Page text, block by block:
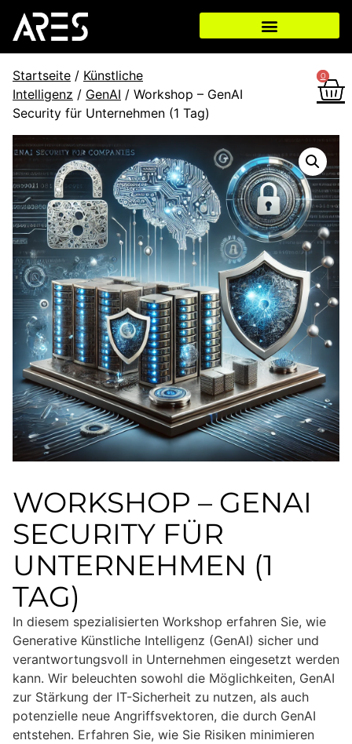
Startseite / Künstliche
Intelligenz / GenAI / Workshop – GenAI
Security für Unternehmen (1 Tag)
0
0
WORKSHOP – GENAI
SECURITY FÜR
UNTERNEHMEN (1
TAG)
In diesem spezialisierten Workshop erfahren Sie, wie
Generative Künstliche Intelligenz (GenAI) sicher und
verantwortungsvoll in Unternehmen eingesetzt werden
kann. Wir beleuchten sowohl die Möglichkeiten, GenAI
zur Stärkung der IT-Sicherheit zu nutzen, als auch
potenzielle neue Angriffsvektoren, die durch GenAI
entstehen. Erfahren Sie, wie Sie Risiken minimieren